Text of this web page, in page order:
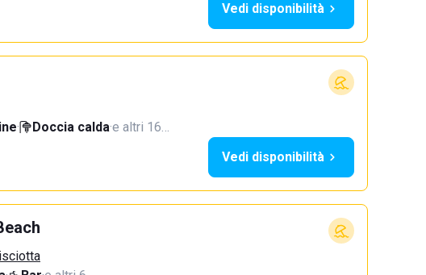
Vedi disponibilità
· Doccia calda·e altri 16…
Vedi disponibilità